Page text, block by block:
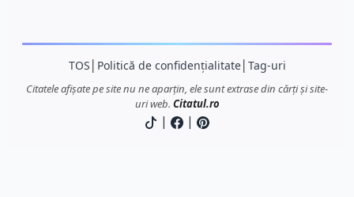
TOS Politică de confidențialitate│ Tag-uri
Citatele afișate pe site nu ne aparțin, ele sunt extrase din cărți și site-
uri web. Citatul.ro
| |